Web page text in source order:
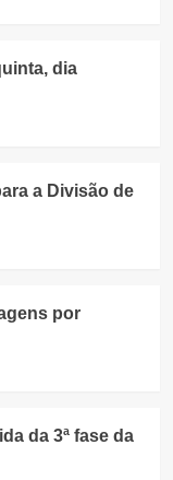
dia
a Divisão de
por
da 3ª fase da